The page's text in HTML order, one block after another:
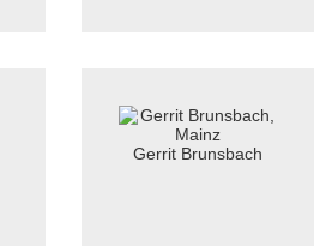
Gerrit Brunsbach